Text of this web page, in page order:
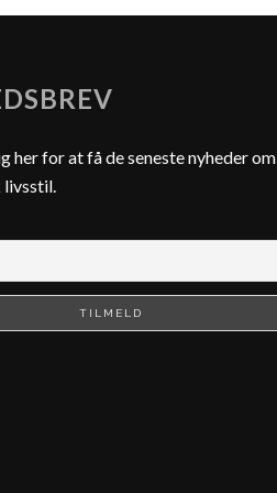
her for at få de seneste nyheder om